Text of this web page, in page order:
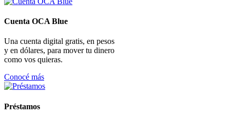
Cuenta OCA Blue
Una cuenta digital gratis, en pesos
y en dólares, para mover tu dinero
como vos quieras.
Conocé más
Préstamos